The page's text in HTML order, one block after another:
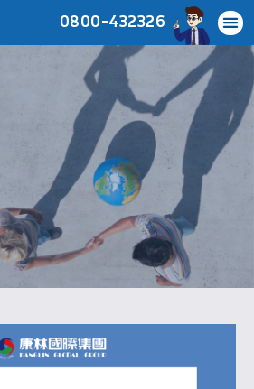
0800-432326